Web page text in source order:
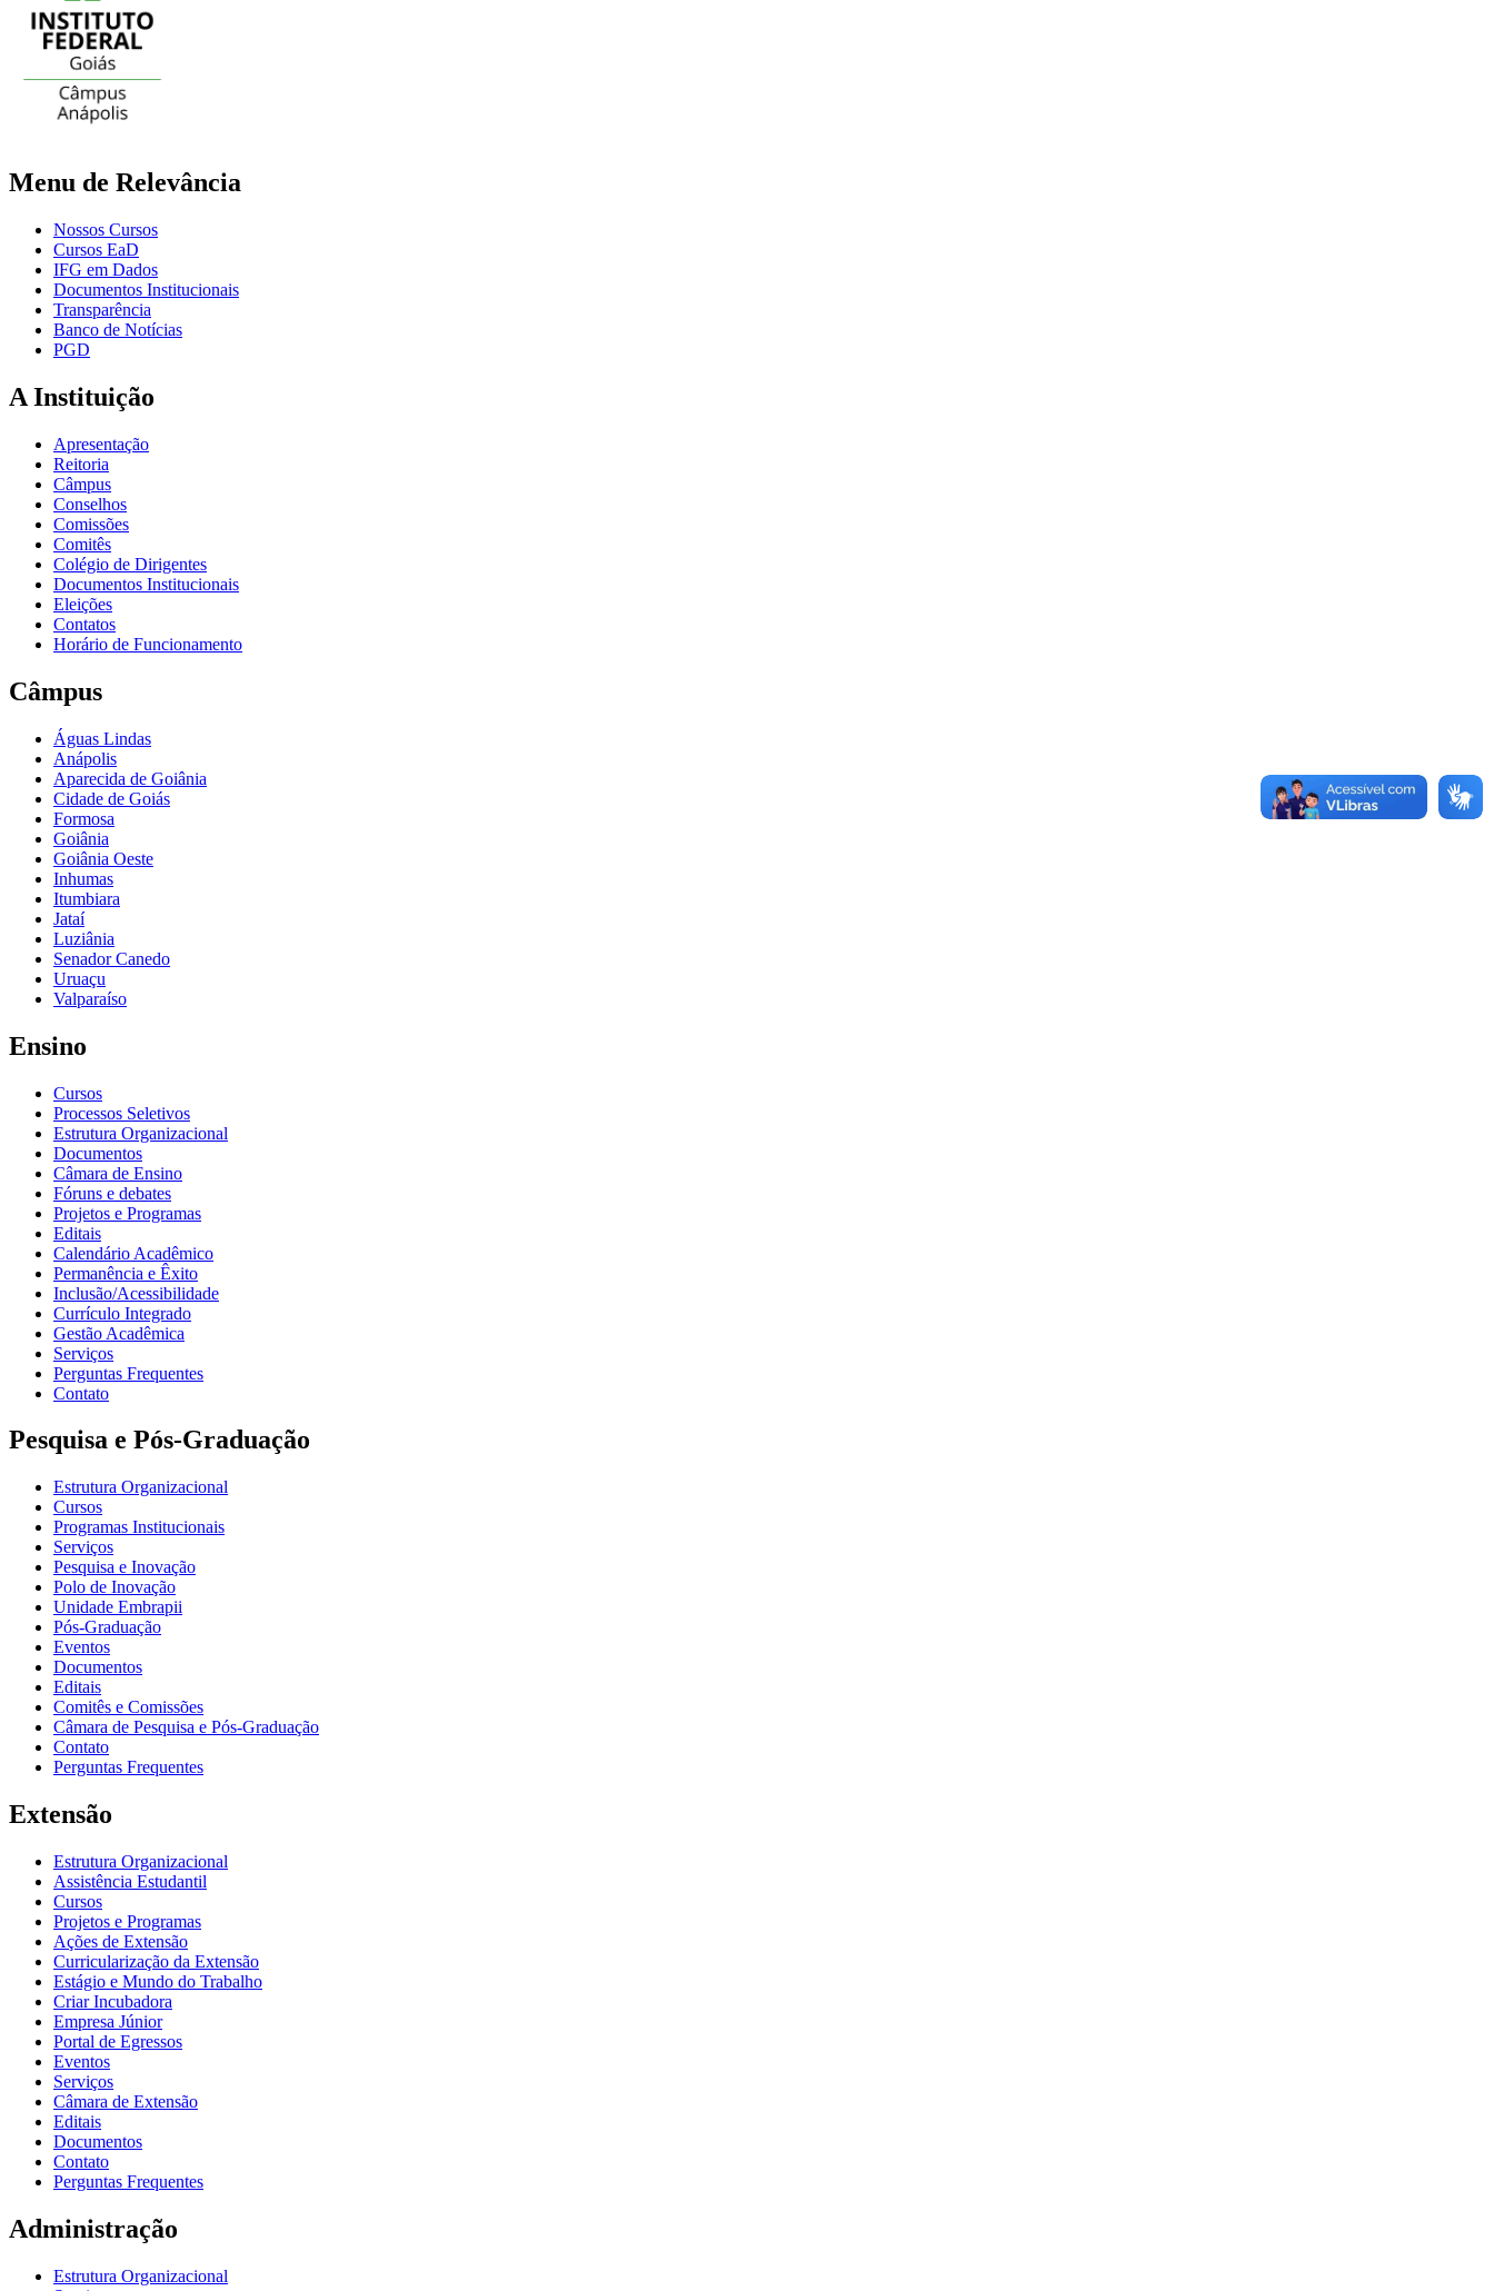
Menu de Relevância
Nossos Cursos
Cursos EaD
IFG em Dados
Documentos Institucionais
Transparência
Banco de Notícias
PGD
A Instituição
Apresentação
Reitoria
Câmpus
Conselhos
Comissões
Comitês
Colégio de Dirigentes
Documentos Institucionais
Eleições
Contatos
Horário de Funcionamento
Câmpus
Águas Lindas
Anápolis
Aparecida de Goiânia
Cidade de Goiás
Formosa
Goiânia
Goiânia Oeste
Inhumas
Itumbiara
Jataí
Luziânia
Senador Canedo
Uruaçu
Valparaíso
Ensino
Cursos
Processos Seletivos
Estrutura Organizacional
Documentos
Câmara de Ensino
Fóruns e debates
Projetos e Programas
Editais
Calendário Acadêmico
Permanência e Êxito
Inclusão/Acessibilidade
Currículo Integrado
Gestão Acadêmica
Serviços
Perguntas Frequentes
Contato
Pesquisa e Pós-Graduação
Estrutura Organizacional
Cursos
Programas Institucionais
Serviços
Pesquisa e Inovação
Polo de Inovação
Unidade Embrapii
Pós-Graduação
Eventos
Documentos
Editais
Comitês e Comissões
Câmara de Pesquisa e Pós-Graduação
Contato
Perguntas Frequentes
Extensão
Estrutura Organizacional
Assistência Estudantil
Cursos
Projetos e Programas
Ações de Extensão
Curricularização da Extensão
Estágio e Mundo do Trabalho
Criar Incubadora
Empresa Júnior
Portal de Egressos
Eventos
Serviços
Câmara de Extensão
Editais
Documentos
Contato
Perguntas Frequentes
Administração
Estrutura Organizacional